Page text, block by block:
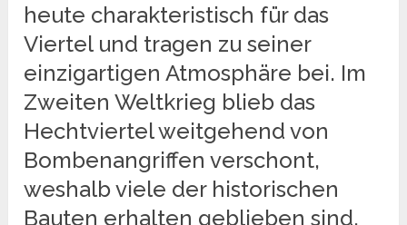
heute charakteristisch für das
Viertel und tragen zu seiner
einzigartigen Atmosphäre bei. Im
Zweiten Weltkrieg blieb das
Hechtviertel weitgehend von
Bombenangriffen verschont,
weshalb viele der historischen
Bauten erhalten geblieben sind.